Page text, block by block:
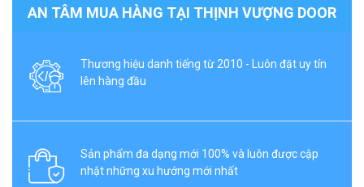
AN TÂM MUA HÀNG TẠI THỊNH VƯỢNG DOOR
Thương hiệu danh tiếng từ 2010 - Luôn đặt uy tín
lên hàng đầu
Sản phẩm đa dạng mới 100% và luôn được cập
nhật những xu hướng mới nhất